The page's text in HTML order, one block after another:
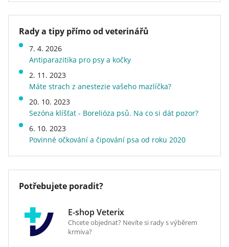
minimalizaci spotřeby, může zůstat v kočičí toaletě
bez nepříjemného zápachu déle, díky efektivní
absorbci pachu. Tekutiny jsou plně pohlcovány
vysoce kvalitními ekolkogickými vlákny, je tedy plně
kompostovatelný.
Při jeho použití strávíte minimum času úklidem
kočičí toalety a snížíte až 3 x náklady.
Parametry
Značka
Cat´s Best
Stáří kočky
kočka
Délka a typ srsti
srst, pro krátkou srst, pro
Druh kosmetické výbavy
Doprava zdarma
Rady a tipy přímo od veterinářů
7. 4. 2026
Antiparazitika pro psy a kočky
2. 11. 2023
Máte strach z anestezie vašeho mazlíčka?
20. 10. 2023
Sezóna klíšťat - Borelióza psů. Na co si dát pozor?
6. 10. 2023
Povinné očkování a čipování psa od roku 2020
Potřebujete poradit?
E-shop Veterix
Chcete objednat? Nevíte si rady s výběrem
krmiva?